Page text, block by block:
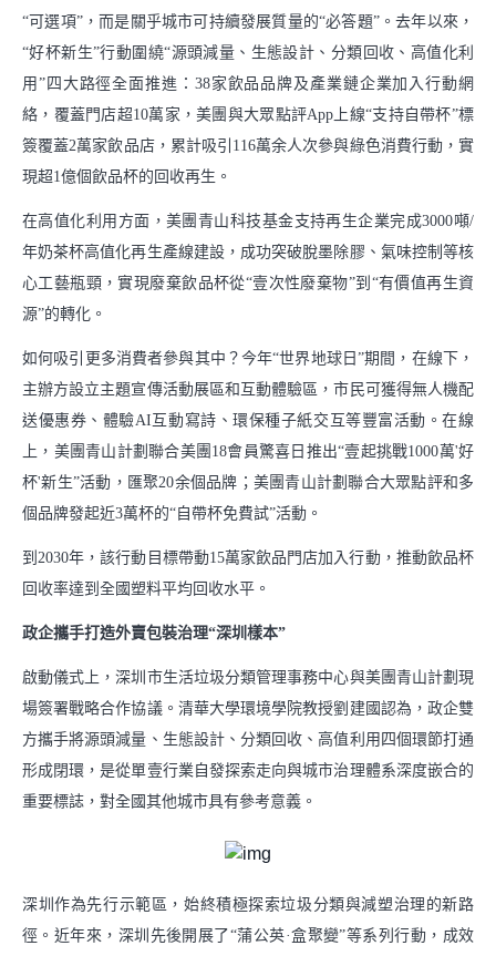
下載中心
“可選項”，而是關乎城市可持續發展質量的“必答題”。去年以來，
“好杯新生”行動圍繞“源頭減量、生態設計、分類回收、高值化利
用”四大路徑全面推進：38家飲品品牌及產業鏈企業加入行動網
絡，覆蓋門店超10萬家，美團與大眾點評App上線“支持自帶杯”標
簽覆蓋2萬家飲品店，累計吸引116萬余人次參與綠色消費行動，實
現超1億個飲品杯的回收再生。
在高值化利用方面，美團青山科技基金支持再生企業完成3000噸/
年奶茶杯高值化再生產線建設，成功突破脫墨除膠、氣味控制等核
心工藝瓶頸，實現廢棄飲品杯從“壹次性廢棄物”到“有價值再生資
源”的轉化。
如何吸引更多消費者參與其中？今年“世界地球日”期間，在線下，
主辦方設立主題宣傳活動展區和互動體驗區，市民可獲得無人機配
送優惠券、體驗AI互動寫詩、環保種子紙交互等豐富活動。在線
上，美團青山計劃聯合美團18會員驚喜日推出“壹起挑戰1000萬'好
杯'新生”活動，匯聚20余個品牌；美團青山計劃聯合大眾點評和多
個品牌發起近3萬杯的“自帶杯免費試”活動。
到2030年，該行動目標帶動15萬家飲品門店加入行動，推動飲品杯
回收率達到全國塑料平均回收水平。
政企攜手打造外賣包裝治理“深圳樣本”
啟動儀式上，深圳市生活垃圾分類管理事務中心與美團青山計劃現
場簽署戰略合作協議。清華大學環境學院教授劉建國認為，政企雙
方攜手將源頭減量、生態設計、分類回收、高值利用四個環節打通
形成閉環，是從單壹行業自發探索走向與城市治理體系深度嵌合的
重要標誌，對全國其他城市具有參考意義。
深圳作為先行示範區，始終積極探索垃圾分類與減塑治理的新路
徑。近年來，深圳先後開展了“蒲公英·盒聚變”等系列行動，成效